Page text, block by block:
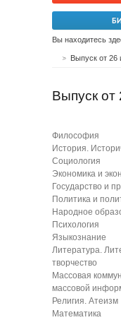
Вы находитесь
Выпуск от 26
Выпуск от
Философия
История.
Социология
Экономика и
Государство и
Политика и
Народное
Психология
Языкознание
Литература.
творчество
Массовая
массовой
Религия. Атеизм
Математика